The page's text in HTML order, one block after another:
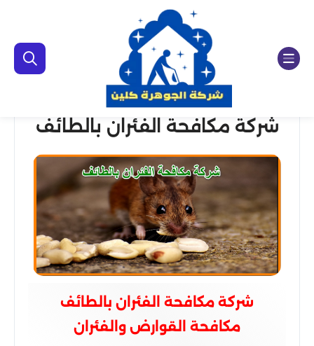
شركة مكافحة الفئران بالطائف
شركة مكافحة الفئران بالطائف
مكافحة القوارض والفئران